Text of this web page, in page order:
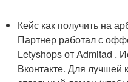
Кейс как получить на
Партнер работал с
Letyshops от Admitad .
Вконтакте. Для лучшей